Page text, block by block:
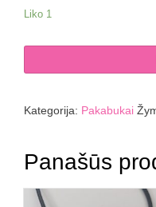
Liko 1
kiekis:
pakabukas
SPIRALĖ
Kategorija: Pakabukai
Panašūs